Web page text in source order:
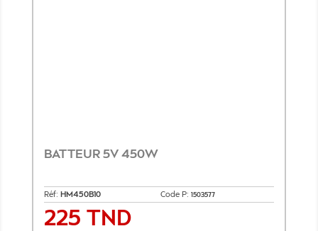
BATTEUR 5V 450W
Réf: HM450B10 Code P: 1503577
Prix
225 TND